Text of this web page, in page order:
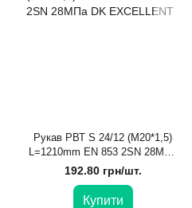
Рукав РВТ S 24/12 (М20*1,5)
L=1210mm EN 853 2SN 28МПа
DK EXCELLENT
192.80 грн/шт.
Купити